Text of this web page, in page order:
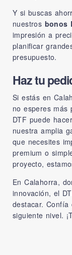
Y si buscas
nuestros bonos
impresión a
planificar
presupuesto.
Haz tu
Si estás en
no esperes más
DTF puede
nuestra amplia
que necesites
premium o
proyecto,
En Calahorra,
innovación, el
destacar.
siguiente nivel.